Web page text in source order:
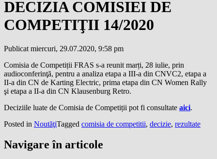
DECIZIA COMISIEI DE
COMPETIŢII 14/2020
Publicat miercuri, 29.07.2020, 9:58 pm
Comisia de Competiții FRAS s-a reunit marți, 28 iulie, prin
audioconferinţă, pentru a analiza etapa a III-a din CNVC2, etapa a
II-a din CN de Karting Electric, prima etapa din CN Women Rally
şi etapa a II-a din CN Klausenburg Retro.
Deciziile luate de Comisia de Competiții pot fi consultate aici.
Posted in NoutăţiTagged comisia de competitii, decizie, rezultate
Navigare în articole